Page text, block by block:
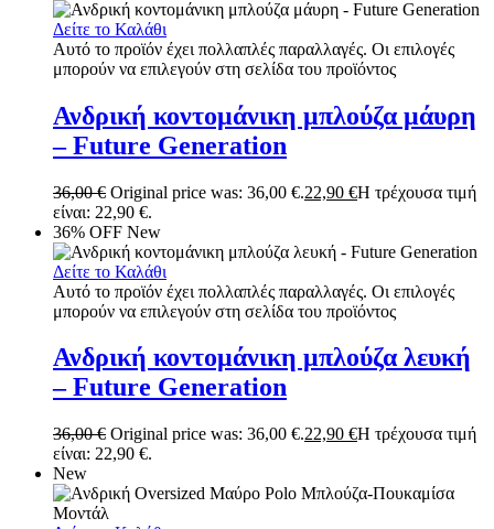
Δείτε το Καλάθι
Αυτό το προϊόν έχει πολλαπλές παραλλαγές. Οι επιλογές
μπορούν να επιλεγούν στη σελίδα του προϊόντος
Ανδρική κοντομάνικη μπλούζα μάυρη
– Future Generation
36,00€ Original price was: 36,00 €.22,90 €Η τρέχουσα τιμή
είναι: 22,90 €.
36% OFF New
Δείτε το Καλάθι
Αυτό το προϊόν έχει πολλαπλές παραλλαγές. Οι επιλογές
μπορούν να επιλεγούν στη σελίδα του προϊόντος
Ανδρική κοντομάνικη μπλούζα λευκή
– Future Generation
36,00€ Original price was: 36,00 €.22,90 €Η τρέχουσα τιμή
είναι: 22,90 €.
New